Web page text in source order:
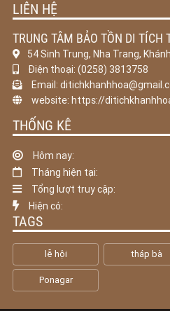
LIÊN HỆ
TRUNG TÂM BẢO TỒN DI TÍCH
54 Sinh Trung, Nha Trang,
Điện thoại: (0258) 3813758
Email:
website: https://
THỐNG KÊ
Hôm nay:
Tháng hiện tại:
Tổng lượt truy cập:
Hiện có:
TAGS
lễ hội tháp bà
Ponagar